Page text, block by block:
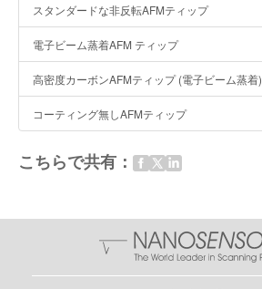
スタンダードな非反転AFMティップ
電子ビーム蒸着AFM ティップ
高密度カーボンAFMティップ (電子ビーム蒸着)
コーティング無しAFMティップ
こちらで共有：